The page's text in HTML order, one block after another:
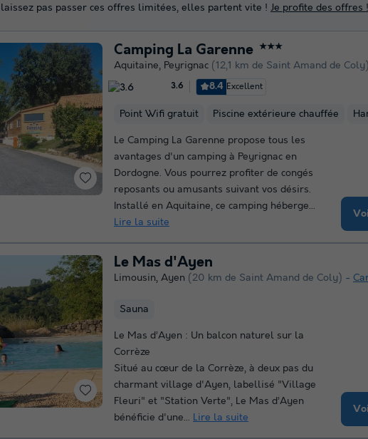
Camping La Garenne ★★★
Aquitaine, Peyrignac (12,1 km de Saint Amand de Coly)
3.6 8.4 Excellent
Point Wifi gratuit Piscine extérieure chauffée
Le Camping La Garenne propose tous les
avantages d'un camping à Peyrignac en
Dordogne. Vous pourrez profiter de congés
reposants ou amusants suivant vos désirs.
Installé en Aquitaine, ce camping héberge...
Lire la suite
Le Mas d'Ayen
Limousin, Ayen (20 km de Saint Amand de Coly)
Sauna
Le Mas d’Ayen : Un balcon naturel sur la
Corrèze
Situé au cœur de la Corrèze, à deux pas du
charmant village d'Ayen, labellisé "Village
Fleuri" et "Station Verte", Le Mas d’Ayen
bénéficie d'une... Lire la suite
laissez pas passer ces offres limitées, elles partent vite ! Je profite des offres !